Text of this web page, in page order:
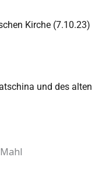
Kirche (7.10.23)
und des